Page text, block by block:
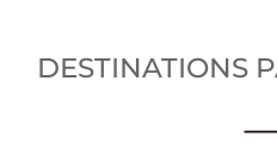
DESTINATIONS